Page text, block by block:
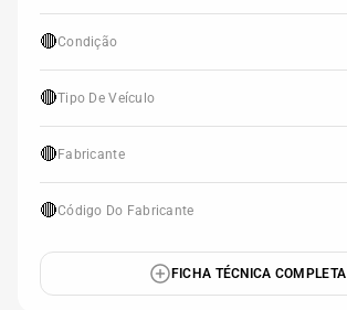
🔴Condição
🔴Tipo De Veículo
🔴 Fabricante
🔴Código Do Fabricante
FICHA TÉCNICA COMPLETA